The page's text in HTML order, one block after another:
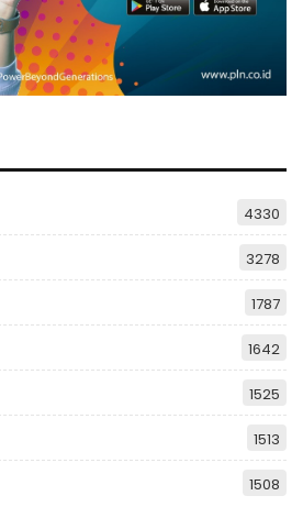
4330
3278
1787
1642
1525
1513
1508